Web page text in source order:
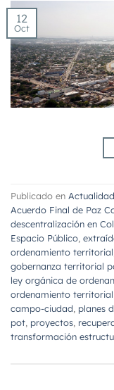
12
Oct
Publicado en Actualidad
Acuerdo Final de Paz
descentralización en
Espacio Público,
ordenamiento territorial
gobernanza territorial
ley orgánica de
ordenamiento
campo-ciudad, planes
pot, proyectos,
transformación